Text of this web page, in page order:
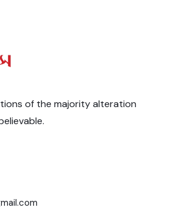
of the majority alteration